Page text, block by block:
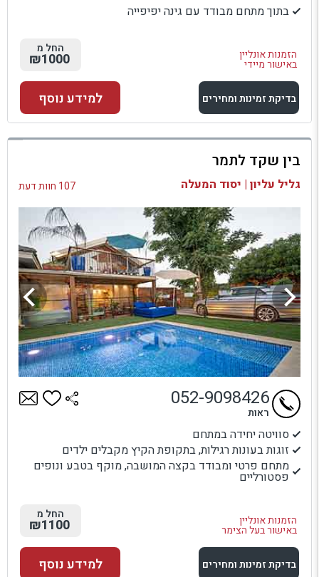
בתוך מתחם מבודד עם גינה יפיפייה
הזמנות אונליין
באישור מיידי
החל מ
₪1000
בדיקת זמינות ומחירים
למתחם זה
בדיקת זמינות ומחירים
למידע נוסף
בין שקד לתמר
גליל עליון | יסוד המעלה 107 חוות דעת
סוויטה יחידה במתחם
זוגות בעונות רגילות, בתקופת הקיץ מקבלים ילדים
מתחם פרטי ומבודד בקצה המושבה, מוקף בטבע ונופים
פסטורליים
הזמנות אונליין
באישור בעל הצימר
052-9098426
ראות
החל מ
₪1100
בדיקת זמינות ומחירים למידע נוסף